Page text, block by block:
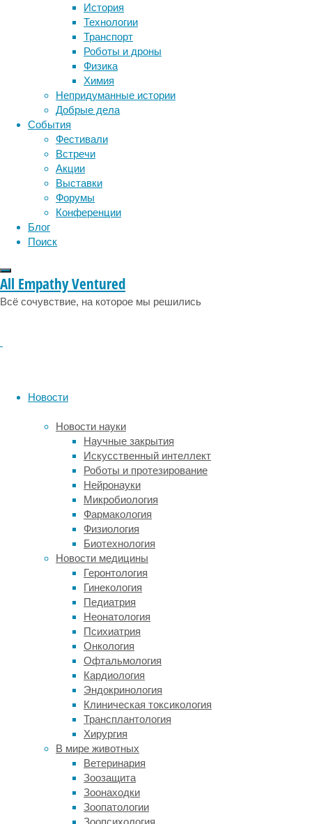
История
Технологии
Транспорт
Роботы и дроны
Физика
Химия
Непридуманные истории
Добрые дела
События
Фестивали
Встречи
Акции
Выставки
Форумы
Конференции
Блог
Поиск
All Empathy Ventured
Всё сочувствие, на которое мы решились
Новости
Новости науки
Научные закрытия
Искусственный интеллект
Роботы и протезирование
Нейронауки
Микробиология
Фармакология
Физиология
Биотехнология
Новости медицины
Геронтология
Гинекология
Педиатрия
Неонатология
Психиатрия
Онкология
Офтальмология
Кардиология
Эндокринология
Клиническая токсикология
Трансплантология
Хирургия
В мире животных
Ветеринария
Зоозащита
Зоонаходки
Зоопатологии
Зоопсихология
Специалисты
Американского
онкологического
общества
(ACS)
оценили
показатели
распространенности
инвазивного
от
онкозаболеваний
(за
взрослых
старше
30
лет
США
за
2014
год.
Отмечается,
что
случаи
развития
онкозаболеваний
были
связаны
потенциально
модифицируемыми
факторами
риска,
такими
как
табакокурение,
пассивное
курение,
избыточная
масса
тела,
лекарства медицина
мозг наука неврология
нейробиология
нейрофизиология
палеонтология
поведение
сон
физиология
эмоции